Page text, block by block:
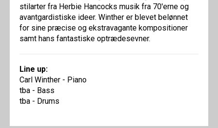
stilarter fra Herbie Hancocks musik fra 70'erne og
avantgardistiske ideer. Winther er blevet belønnet
for sine præcise og ekstravagante kompositioner
samt hans fantastiske optrædesevner.
Line up:
Carl Winther - Piano
tba - Bass
tba - Drums